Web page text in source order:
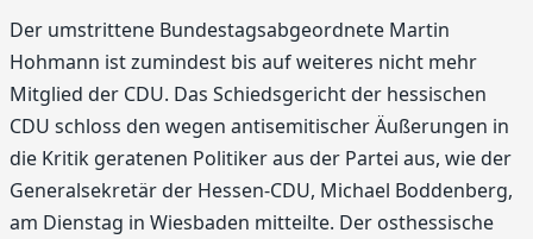
Der umstrittene Bundestagsabgeordnete Martin
Hohmann ist zumindest bis auf weiteres nicht mehr
Mitglied der CDU. Das Schiedsgericht der hessischen
CDU schloss den wegen antisemitischer Äußerungen in
die Kritik geratenen Politiker aus der Partei aus, wie der
Generalsekretär der Hessen-CDU, Michael Boddenberg,
am Dienstag in Wiesbaden mitteilte. Der osthessische